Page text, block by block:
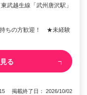
武越生線「武州唐沢駅」
ちの方歓迎！ ★未経験
る
掲載終了日： 2026/10/02